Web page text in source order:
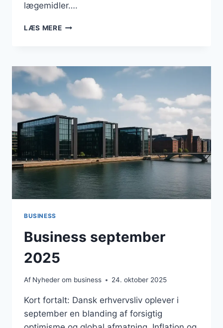
lægemidler….
LÆS MEREDANSK
VÆKST,
SÅRBARHEDER
STRATEGISKE
MULIGHEDER
BUSINESS
Business september
2025
Af Nyheder om business 24. oktober 2025
Kort fortalt: Dansk erhvervsliv oplever i
september en blanding af forsigtig